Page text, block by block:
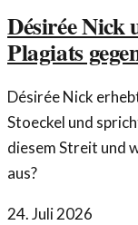
Désirée Nick
Plagiats
Désirée Nick
Stoeckel und
diesem Streit und
aus?
24. Juli 2026